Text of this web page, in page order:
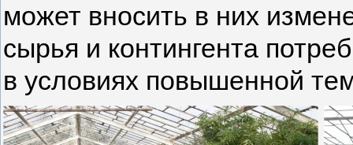
может вносить в них
сырья и контингента
в условиях повышенной